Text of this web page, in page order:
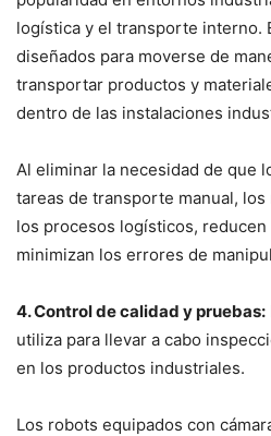
logística y el transporte interno.
diseñados para moverse de
transportar productos y
dentro de las instalaciones
Al eliminar la necesidad de que
tareas de transporte manual,
los procesos logísticos,
minimizan los errores de
4. Control de calidad y pruebas:
utiliza para llevar a cabo
en los productos industriales.
Los robots equipados con